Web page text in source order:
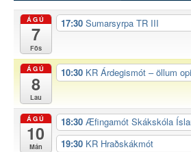
ÁGÚ
7
Fös
17:30 Sumarsyrpa TR III
ÁGÚ
8
Lau
10:30 KR Árdegismót – öllum
ÁGÚ
10
Mán
18:30 Æfingamót Skákskóla
19:30 KR Hraðskákmót